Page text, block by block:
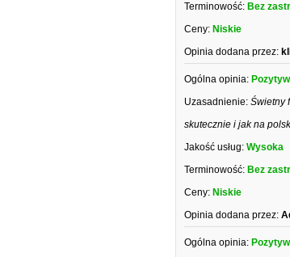
Terminowość: Bez
Ceny: Niskie
Opinia dodana przez:
Ogólna opinia:
Uzasadnienie: Świetny
skutecznie i jak na
Jakość usług: Wysoka
Terminowość: Bez
Ceny: Niskie
Opinia dodana przez:
Ogólna opinia: